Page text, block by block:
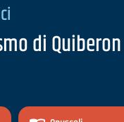
di Quiberon